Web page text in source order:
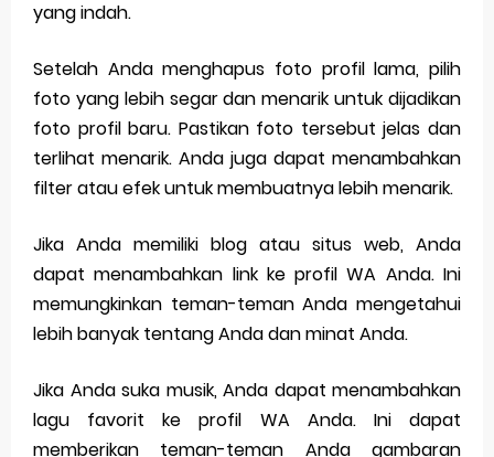
yang indah.
Setelah Anda menghapus foto profil lama, pilih
foto yang lebih segar dan menarik untuk dijadikan
foto profil baru. Pastikan foto tersebut jelas dan
terlihat menarik. Anda juga dapat menambahkan
filter atau efek untuk membuatnya lebih menarik.
Jika Anda memiliki blog atau situs web, Anda
dapat menambahkan link ke profil WA Anda. Ini
memungkinkan teman-teman Anda mengetahui
lebih banyak tentang Anda dan minat Anda.
Jika Anda suka musik, Anda dapat menambahkan
lagu favorit ke profil WA Anda. Ini dapat
memberikan teman-teman Anda gambaran